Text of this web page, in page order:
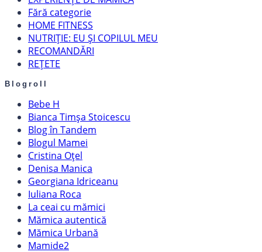
Fără categorie
HOME FITNESS
NUTRIȚIE: EU ȘI COPILUL MEU
RECOMANDĂRI
REȚETE
Blogroll
Bebe H
Bianca Timșa Stoicescu
Blog în Tandem
Blogul Mamei
Cristina Oțel
Denisa Manica
Georgiana Idriceanu
Iuliana Roca
La ceai cu mămici
Mămica autentică
Mămica Urbană
Mamide2